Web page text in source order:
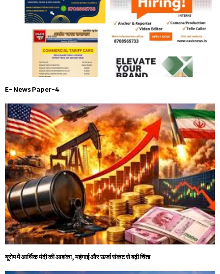
E- News Paper-4
यूरोप में आर्थिक मंदी की आशंका, महंगाई और ऊर्जा संकट से बढ़ी चिंता